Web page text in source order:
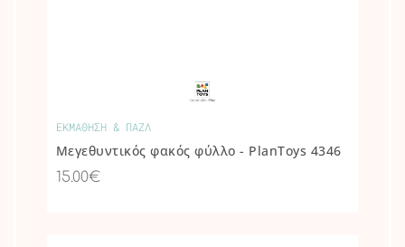
ΕΚΜΑΘΗΣΗ & ΠΑΖΛ
Μεγεθυντικός φακός φύλλο - PlanToys 4346
15.00€